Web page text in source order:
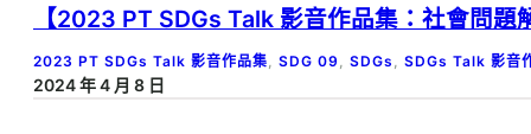
【2023 PT SDGs Talk 影音作品集：社會問
2023 PT SDGs Talk 影音作品集 SDG 09 SDGs SDGs Talk 影音
2024 年 4 月 8 日